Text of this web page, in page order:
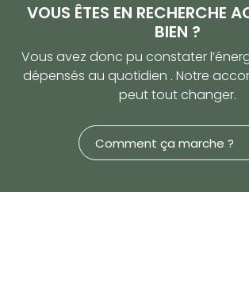
VOUS ÊTES EN RECHERCHE
BIEN ?
Vous avez donc pu constater
dépensés au quotidien . Notre
peut tout changer.
Comment ça marche ?